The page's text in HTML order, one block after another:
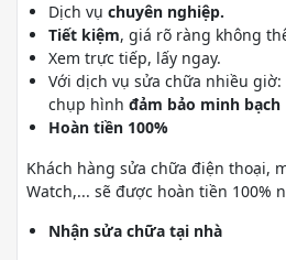
Dịch vụ chuyên nghiệp.
Tiết kiệm, giá rõ ràng không
Xem trực tiếp, lấy ngay.
Với dịch vụ sửa chữa nhiều
chụp hình đảm bảo minh bạch
Hoàn tiền 100%
Khách hàng sửa chữa điện thoại,
Watch,... sẽ được hoàn tiền 100%
Nhận sửa chữa tại nhà